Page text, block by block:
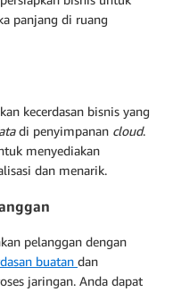
panjang di ruang
kecerdasan bisnis yang
di penyimpanan cloud.
menyediakan
dan menarik.
pelanggan dengan
buatan dan
jaringan. Anda dapat